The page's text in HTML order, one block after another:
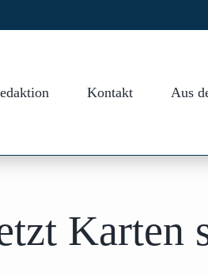
Kontakt Aus
Karten